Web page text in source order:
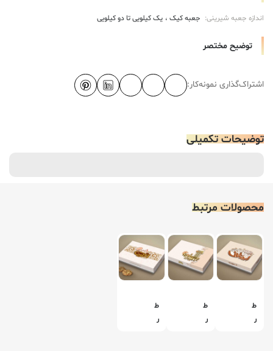
توضیح مختصر
اندازه جعبه شیرینی: جعبه کیک یک کیلویی تا دو کیلویی
اشتراک‌گذاری نمونه‌کار:
توضیحات تکمیلی
محصولات مرتبط
ط
ر
ط
ر
ط
ر